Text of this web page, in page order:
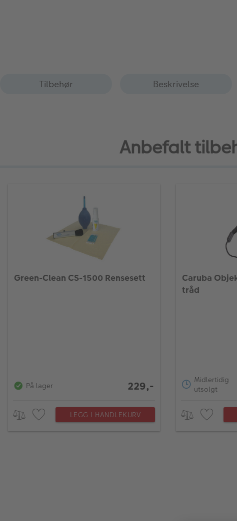
Tilbehør Beskrivelse
Anbefalt
Green-Clean CS-1500 Rensesett
På lager 229,-
LEGG I HANDLEKURV
Caruba
tråd
Midlertidig
utsolgt